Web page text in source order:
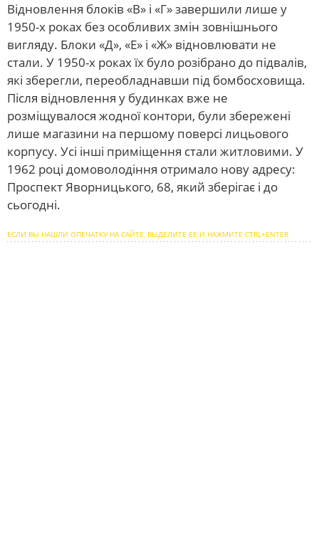
Відновлення блоків «В» і «Г» завершили лише у
1950-х роках без особливих змін зовнішнього
вигляду. Блоки «Д», «Е» і «Ж» відновлювати не
стали. У 1950-х роках їх було розібрано до підвалів,
які зберегли, переобладнавши під бомбосховища.
Після відновлення у будинках вже не
розміщувалося жодної контори, були збережені
лише магазини на першому поверсі лицьового
корпусу. Усі інші приміщення стали житловими. У
1962 році домоволодіння отримало нову адресу:
Проспект Яворницького, 68, який зберігає і до
сьогодні.
ЕСЛИ ВЫ НАШЛИ ОПЕЧАТКУ НА САЙТЕ, ВЫДЕЛИТЕ ЕЕ И НАЖМИТЕ CTRL+ENTER